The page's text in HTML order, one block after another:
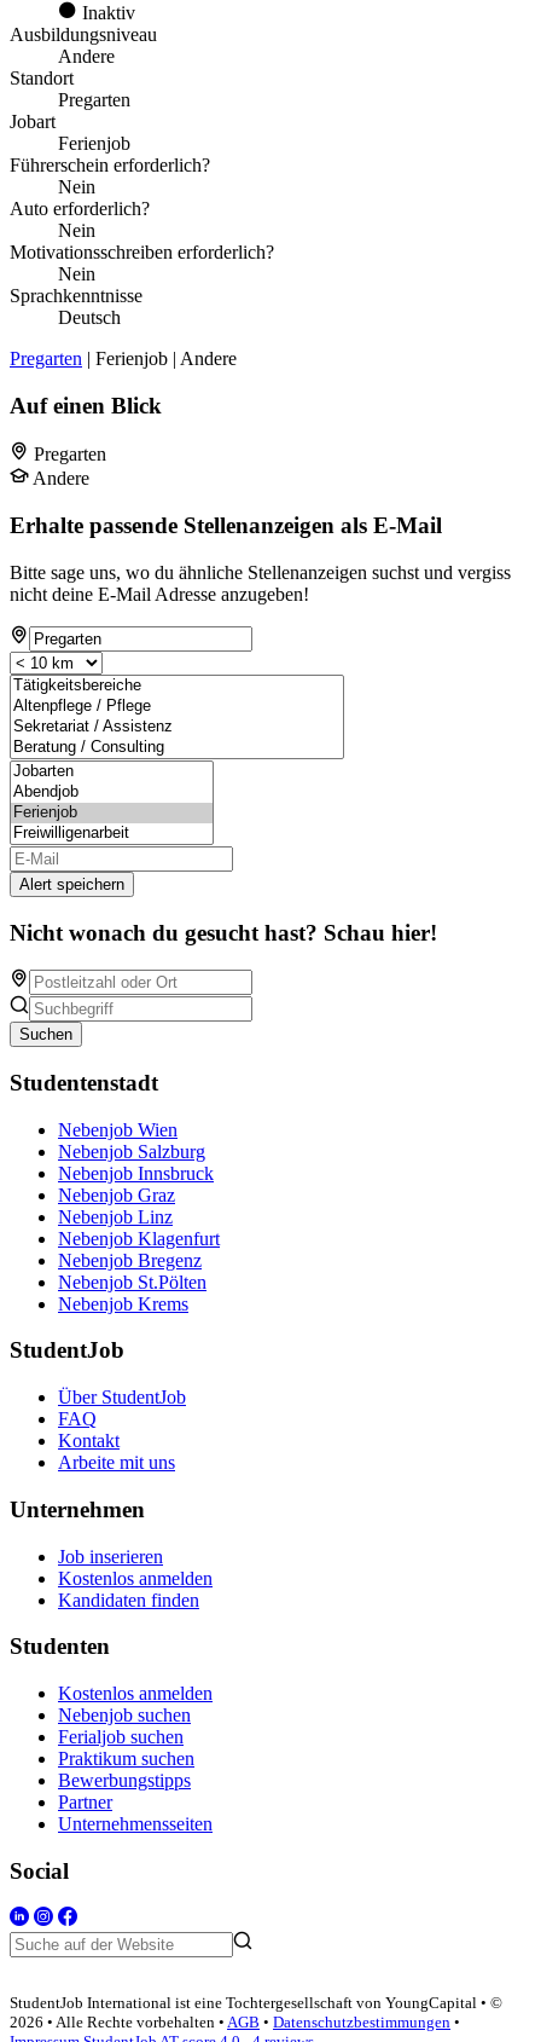
Inaktiv
Ausbildungsniveau
Andere
Standort
Pregarten
Jobart
Ferienjob
Führerschein erforderlich?
Nein
Auto erforderlich?
Nein
Motivationsschreiben erforderlich?
Nein
Sprachkenntnisse
Deutsch
Pregarten | Ferienjob | Andere
Auf einen Blick
Pregarten
Andere
Erhalte passende Stellenanzeigen als E-Mail
Bitte sage uns, wo du ähnliche Stellenanzeigen suchst und vergiss
nicht deine E-Mail Adresse anzugeben!
Alert speichern
Nicht wonach du gesucht hast? Schau hier!
Suchen
Studentenstadt
Nebenjob Wien
Nebenjob Salzburg
Nebenjob Innsbruck
Nebenjob Graz
Nebenjob Linz
Nebenjob Klagenfurt
Nebenjob Bregenz
Nebenjob St.Pölten
Nebenjob Krems
StudentJob
Über StudentJob
FAQ
Kontakt
Arbeite mit uns
Unternehmen
Job inserieren
Kostenlos anmelden
Kandidaten finden
Studenten
Kostenlos anmelden
Nebenjob suchen
Ferialjob suchen
Praktikum suchen
Bewerbungstipps
Partner
Unternehmensseiten
Social
StudentJob International ist eine Tochtergesellschaft von YoungCapital • ©
2026 • Alle Rechte vorbehalten • AGB • Datenschutzbestimmungen •